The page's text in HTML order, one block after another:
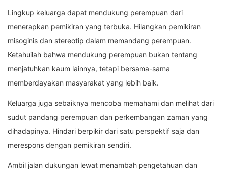
Lingkup keluarga dapat mendukung perempuan dari
menerapkan pemikiran yang terbuka. Hilangkan pemikiran
misoginis dan stereotip dalam memandang perempuan.
Ketahuilah bahwa mendukung perempuan bukan tentang
menjatuhkan kaum lainnya, tetapi bersama-sama
memberdayakan masyarakat yang lebih baik.
Keluarga juga sebaiknya mencoba memahami dan melihat dari
sudut pandang perempuan dan perkembangan zaman yang
dihadapinya. Hindari berpikir dari satu perspektif saja dan
merespons dengan pemikiran sendiri.
Ambil jalan dukungan lewat menambah pengetahuan dan